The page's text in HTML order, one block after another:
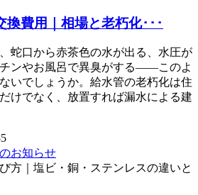
換費用｜相場と老朽化･･･
蛇口から赤茶色の水が出る、水圧が
ンやお風呂で異臭がする——このよ
いでしょうか。給水管の老朽化は住
けでなく、放置すれば漏水による建
お知らせ